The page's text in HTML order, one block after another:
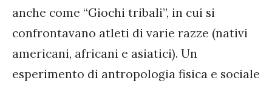
anche come “Giochi tribali”, in cui si
confrontavano atleti di varie razze (nativi
americani, africani e asiatici). Un
esperimento di antropologia fisica e sociale